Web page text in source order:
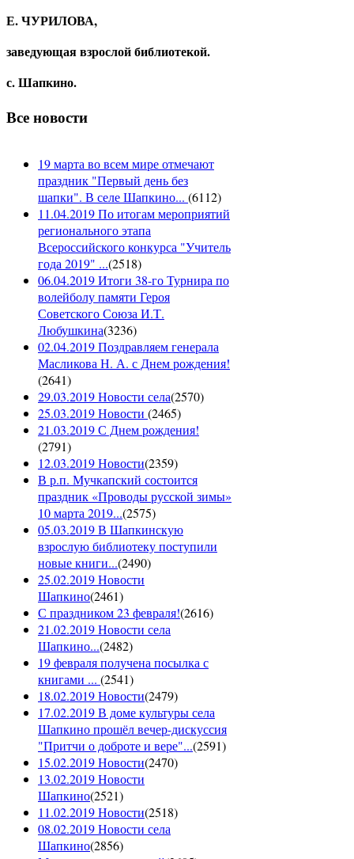
Е. ЧУРИЛОВА,
заведующая взрослой библиотекой.
с. Шапкино.
Все новости
19 марта во всем мире отмечают
праздник "Первый день без
шапки". В селе Шапкино... (6112)
11.04.2019 По итогам мероприятий
регионального этапа
Всероссийского конкурса "Учитель
года 2019" ...(2518)
06.04.2019 Итоги 38-го Турнира по
волейболу памяти Героя
Советского Союза И.Т.
Любушкина(3236)
02.04.2019 Поздравляем генерала
Масликова Н. А. с Днем рождения!
(2641)
29.03.2019 Новости села(2570)
25.03.2019 Новости (2465)
21.03.2019 С Днем рождения!
(2791)
12.03.2019 Новости(2359)
В р.п. Мучкапский состоится
праздник «Проводы русской зимы»
10 марта 2019...(2575)
05.03.2019 В Шапкинскую
взрослую библиотеку поступили
новые книги...(2490)
25.02.2019 Новости
Шапкино(2461)
С праздником 23 февраля!(2616)
21.02.2019 Новости села
Шапкино...(2482)
19 февраля получена посылка с
книгами ... (2541)
18.02.2019 Новости(2479)
17.02.2019 В доме культуры села
Шапкино прошёл вечер-дискуссия
"Притчи о доброте и вере"...(2591)
15.02.2019 Новости(2470)
13.02.2019 Новости
Шапкино(2521)
11.02.2019 Новости(2518)
08.02.2019 Новости села
Шапкино(2856)